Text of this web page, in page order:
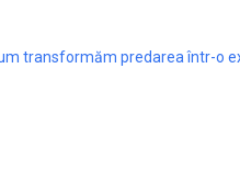
transformăm predarea într-o